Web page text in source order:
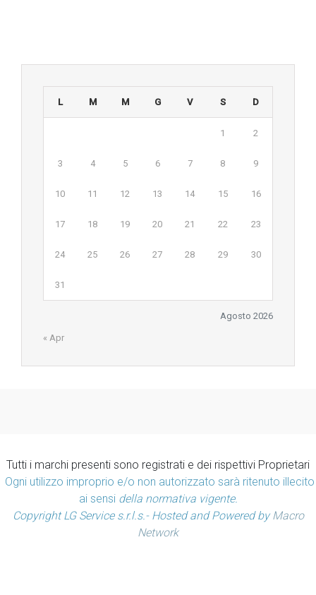
Agosto 2026
L M M G V S D
1 2
3 4 5 6 7 8 9
10 11 12 13 14 15 16
17 18 19 20 21 22 23
24 25 26 27 28 29 30
31
« Apr
Tutti i marchi presenti sono registrati e dei rispettivi Proprietari
Ogni utilizzo improprio e/o non autorizzato sarà ritenuto illecito
ai sensidella normativa vigente.
Copyright LG Service s.r.l.s.- Hosted and Powered byMacro
Network